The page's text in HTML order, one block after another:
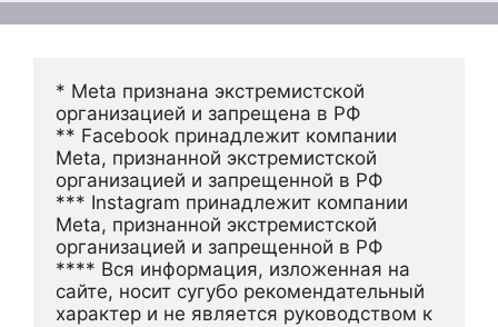
* Meta признана экстремистской
организацией и запрещена в РФ
** Facebook принадлежит компании
Meta, признанной экстремистской
организацией и запрещенной в РФ
*** Instagram принадлежит компании
Meta, признанной экстремистской
организацией и запрещенной в РФ
**** Вся информация, изложенная на
сайте, носит сугубо рекомендательный
характер и не является руководством к